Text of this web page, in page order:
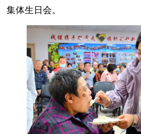
集体生日会。